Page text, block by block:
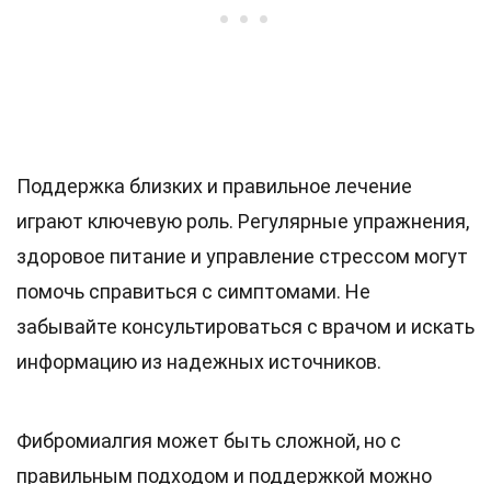
Поддержка близких и правильное лечение
играют ключевую роль. Регулярные упражнения,
здоровое питание и управление стрессом могут
помочь справиться с симптомами. Не
забывайте консультироваться с врачом и искать
информацию из надежных источников.
Фибромиалгия может быть сложной, но с
правильным подходом и поддержкой можно